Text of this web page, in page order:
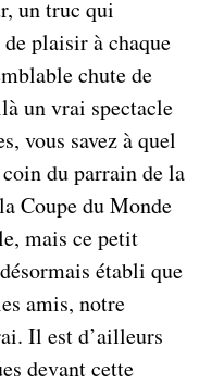
un truc qui
plaisir à chaque
chute de
un vrai spectacle
vous savez à quel
du parrain de la
Coupe du Monde
mais ce petit
établi que
amis, notre
Il est d’ailleurs
devant cette